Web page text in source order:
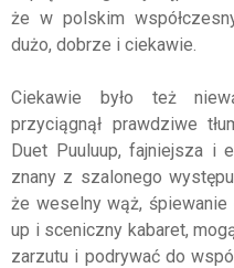
że w polskim
dużo, dobrze i ciekawie.
Ciekawie było też
przyciągnął prawdziwe
Duet Puuluup, fajniejsza i
znany z szalonego
że weselny wąż,
up i sceniczny kabaret,
zarzutu i podrywać do